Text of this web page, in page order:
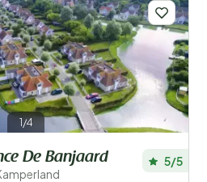
1/4
De Banjaard 5/5